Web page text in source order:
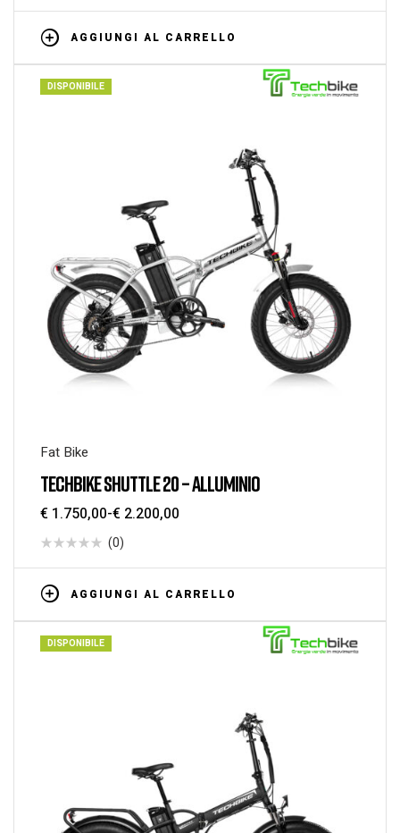
AGGIUNGI AL CARRELLO
DISPONIBILE
Fat Bike
TECHBIKE SHUTTLE 20 – ALLUMINIO
€ 1.750,00-€ 2.200,00
(0)
AGGIUNGI AL CARRELLO
DISPONIBILE